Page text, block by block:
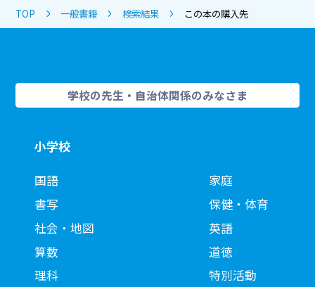
TOP 一般書籍 検索結果 この本の購入先
学校の先生・自治体関係のみなさま
小学校
国語
書写
社会・地図
算数
理科
家庭
保健・体育
英語
道徳
特別活動